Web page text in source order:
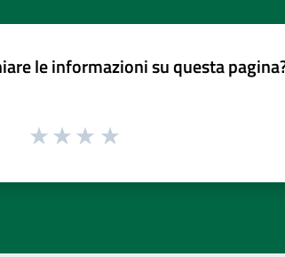
le informazioni su questa